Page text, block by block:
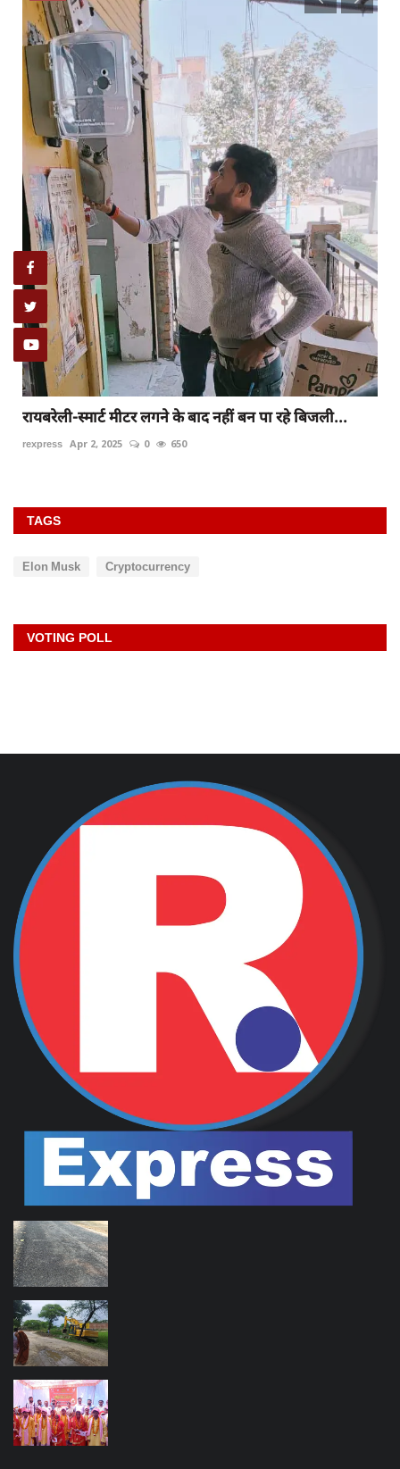
रायबरेली-स्मार्ट मीटर लगने के बाद नहीं बन पा रहे बिजली...
rexpress Apr 2, 2025 0 650
TAGS
Elon Musk Cryptocurrency
VOTING POLL